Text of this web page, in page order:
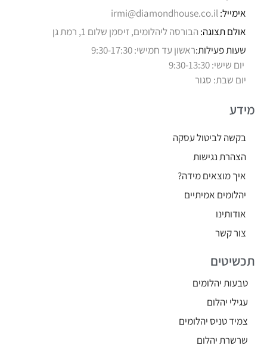
אימייל:irmi@diamondhouse.co.il
אולם תצוגה: הבורסה ליהלומים, זיסמן שלום 1, רמת גן
שעות פעילות:ראשון עד חמישי: 9:30-17:30
יום שישי: 9:30-13:30
יום שבת: סגור
מידע
בקשה לביטול עסקה
הצהרת נגישות
איך מוצאים מידה?
יהלומים אמיתיים
אודותינו
צור קשר
תכשיטים
טבעות יהלומים
עגילי יהלום
צמיד טניס יהלומים
שרשרת יהלום